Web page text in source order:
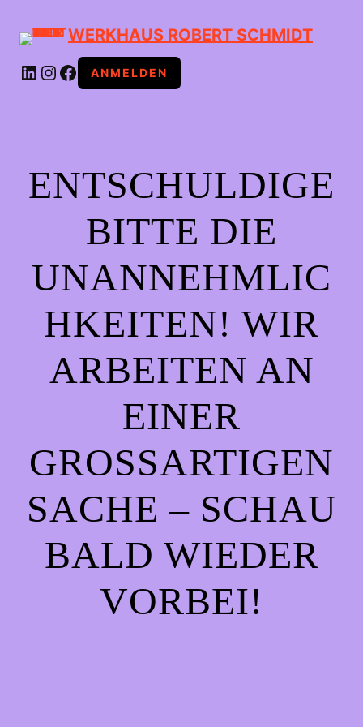
WERKHAUS ROBERT SCHMIDT
LINKEDIN INSTAGRAMFACEBOOK ANMELDEN
ENTSCHULDIGE
BITTE DIE
UNANNEHMLIC
HKEITEN! WIR
ARBEITEN AN
EINER
GROSSARTIGEN S
ACHE – SCHAU B
ALD WIEDER V
ORBEI!